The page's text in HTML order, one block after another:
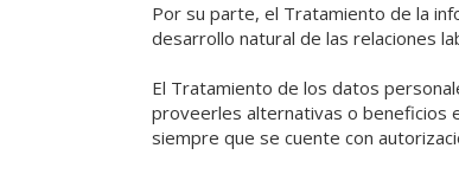
Por su parte, el Tratamiento de la
desarrollo natural de las relaciones
El Tratamiento de los datos
proveerles alternativas o beneficios
siempre que se cuente con